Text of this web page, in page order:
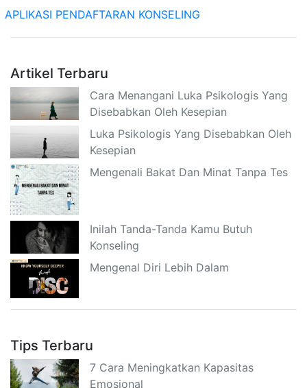
APLIKASI PENDAFTARAN KONSELING
Artikel Terbaru
Cara Menangani Luka Psikologis Yang
Disebabkan Oleh Kesepian
Luka Psikologis Yang Disebabkan Oleh
Kesepian
Mengenali Bakat Dan Minat Tanpa Tes
Inilah Tanda-Tanda Kamu Butuh
Konseling
Mengenal Diri Lebih Dalam
Tips Terbaru
7 Cara Meningkatkan Kapasitas
Emosional